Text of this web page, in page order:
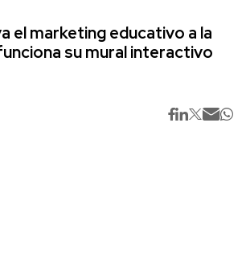
el marketing educativo a la
su mural interactivo